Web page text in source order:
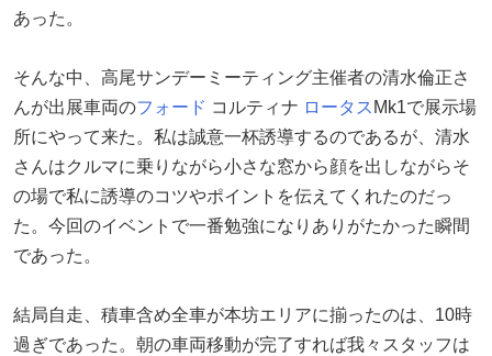
あった。
そんな中、高尾サンデーミーティング主催者の清水倫正さ
んが出展車両のフォード コルティナ ロータス Mk1で展示場
所にやって来た。私は誠意一杯誘導するのであるが、清水
さんはクルマに乗りながら小さな窓から顔を出しながらそ
の場で私に誘導のコツやポイントを伝えてくれたのだっ
た。今回のイベントで一番勉強になりありがたかった瞬間
であった。
結局自走、積車含め全車が本坊エリアに揃ったのは、10時
過ぎであった。朝の車両移動が完了すれば我々スタッフは